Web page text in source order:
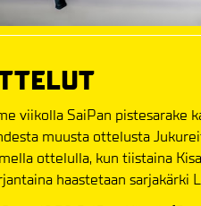
viikolla SaiPan pistesarake
muusta ottelusta
ottelulla, kun tiistaina
haastetaan sarjakärki